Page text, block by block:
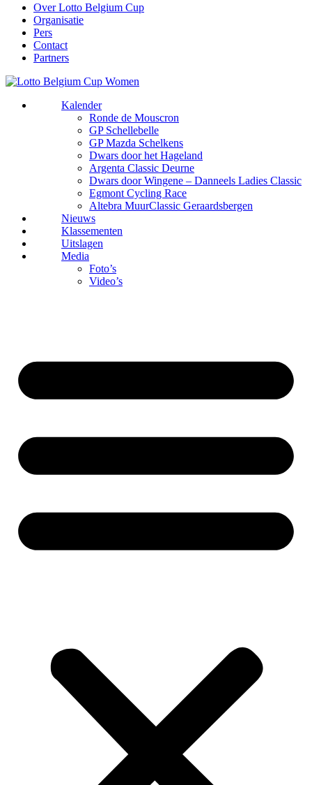
Over Lotto Belgium Cup
Organisatie
Pers
Contact
Partners
Kalender
Ronde de Mouscron
GP Schellebelle
GP Mazda Schelkens
Dwars door het Hageland
Argenta Classic Deurne
Dwars door Wingene – Danneels Ladies Classic
Egmont Cycling Race
Altebra MuurClassic Geraardsbergen
Nieuws
Klassementen
Uitslagen
Media
Foto’s
Video’s